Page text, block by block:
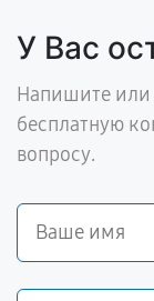
У Вас
Напишите или
бесплатную
вопросу.